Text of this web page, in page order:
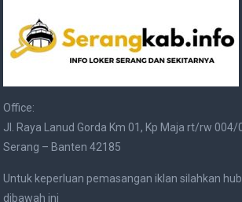
Office:
Jl. Raya Lanud Gorda Km 01, Kp Maja rt/rw 004/
Serang – Banten 42185
Untuk keperluan pemasangan iklan silahkan
dibawah ini